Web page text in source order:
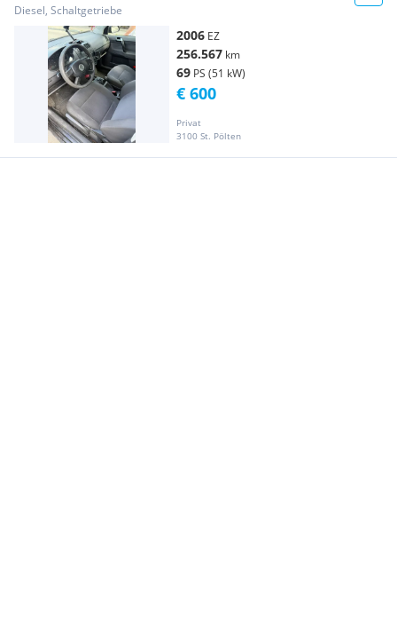
Diesel, Schaltgetriebe
2006 EZ
256.567 km
69 PS (51 kW)
Privat
3100 St. Pölten
€ 600